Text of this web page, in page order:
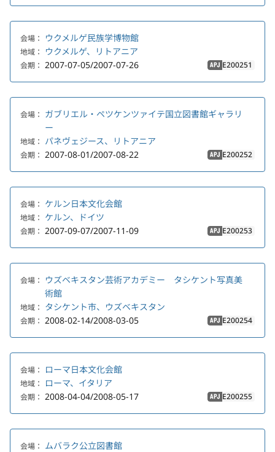
会場： ウクメルゲ民族学博物館
地域： ウクメルゲ、リトアニア
会期： 2007-07-05/2007-07-26 APJ E200251
会場： ガブリエル・ペツケンツァイテ国立図書館ギャラリ
ー
地域： パネヴェジース、リトアニア
会期： 2007-08-01/2007-08-22 APJ E200252
会場： ケルン日本文化会館
地域： ケルン、ドイツ
会期： 2007-09-07/2007-11-09 APJ E200253
会場：
ウズベキスタン芸術アカデミー タシケント写真美
術館
地域： タシケント市、ウズベキスタン
会期： 2008-02-14/2008-03-05 APJ E200254
会場： ローマ日本文化会館
地域： ローマ、イタリア
会期： 2008-04-04/2008-05-17 APJ E200255
会場： ムバラク公立図書館